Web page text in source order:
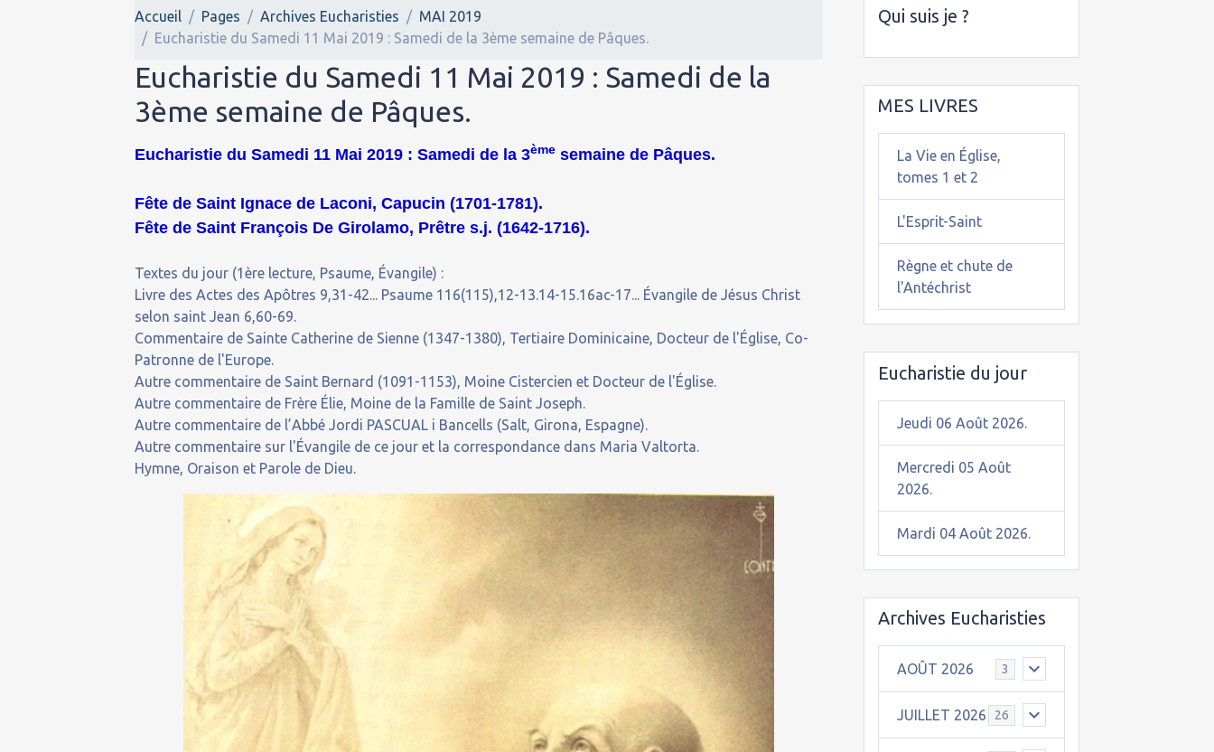
Accueil Pages Archives Eucharisties
MAI 2019
Eucharistie du Samedi 11 Mai 2019 : Samedi de la 3ème semaine de Pâques.
Eucharistie du Samedi 11 Mai 2019 : Samedi de la
3ème semaine de Pâques.
Eucharistie du Samedi 11 Mai 2019 : Samedi de la 3ème semaine de Pâques.
Fête de Saint Ignace de Laconi, Capucin (1701-1781).
Fête de Saint François De Girolamo, Prêtre s.j. (1642-1716).
Textes du jour (1ère lecture, Psaume, Évangile) :
Livre des Actes des Apôtres 9,31-42... Psaume 116(115),12-13.14-15.16ac-17... Évangile de Jésus Christ
selon saint Jean 6,60-69.
Commentaire de Sainte Catherine de Sienne (1347-1380), Tertiaire Dominicaine, Docteur de l'Église, Co-
Patronne de l'Europe.
Autre commentaire de Saint Bernard (1091-1153), Moine Cistercien et Docteur de l'Église.
Autre commentaire de Frère Élie, Moine de la Famille de Saint Joseph.
Autre commentaire de l’Abbé Jordi PASCUAL i Bancells (Salt, Girona, Espagne).
Autre commentaire sur l'Évangile de ce jour et la correspondance dans Maria Valtorta.
Hymne, Oraison et Parole de Dieu.
Qui suis je ?
MES LIVRES
La Vie en Église,
tomes 1 et 2
L'Esprit-Saint
Règne et chute de
l'Antéchrist
Eucharistie du jour
Jeudi 06 Août 2026.
Mercredi 05 Août
2026.
Mardi 04 Août 2026.
Archives Eucharisties
AOÛT 2026 3
JUILLET 2026 26